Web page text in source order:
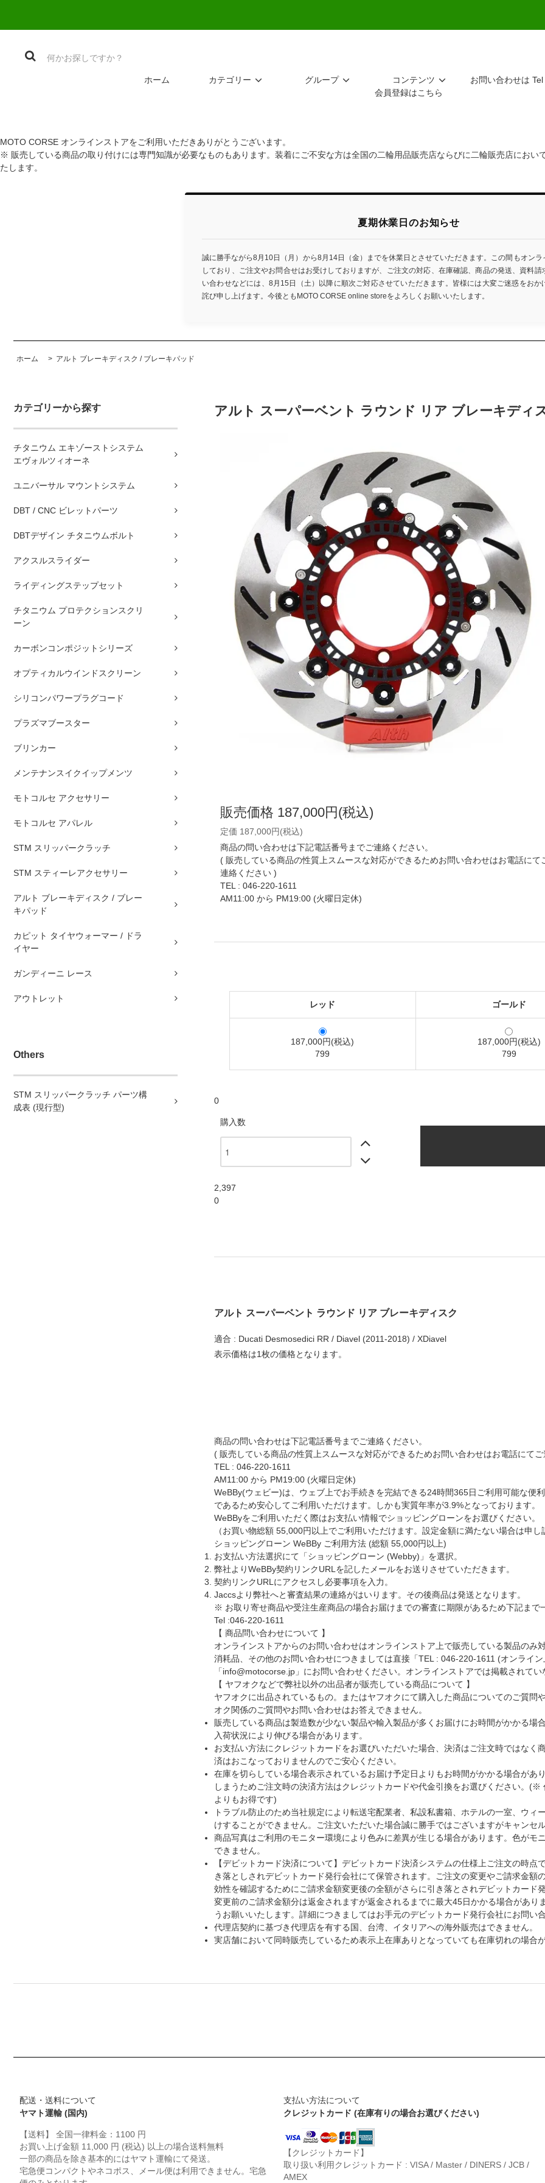
ホーム カテゴリー グループ コンテンツ
お問い合わせは
会員登録はこちら
MOTO CORSE オンラインストアをご利用いただきありがとうございます。
※ 販売している商品の取り付けには専門知識が必要なものもあります。装着にご不安な方は全国の二輪用品販売店ならびに二輪販売店にお
たします。
夏期休業日のお知らせ
誠に勝手ながら8月10日（月）から8月14日（金）までを休業日とさせていただきます。この間もオン
しており、ご注文やお問合せはお受けしておりますが、ご注文の対応、在庫確認、商品の発送、資料請
い合わせなどには、8月15日（土）以降に順次ご対応させていただきます。皆様には大変ご迷惑をおか
詫び申し上げます。今後ともMOTO CORSE online storeをよろしくお願いいたします。
ホーム > アルト ブレーキディスク / ブレーキパッド
カテゴリーから探す
チタニウム エキゾーストシステム
エヴォルツィオーネ
ユニバーサル マウントシステム
DBT / CNC ビレットパーツ
DBTデザイン チタニウムボルト
アクスルスライダー
ライディングステップセット
チタニウム プロテクションスクリ
ーン
カーボンコンポジットシリーズ
オプティカルウインドスクリーン
シリコンパワープラグコード
プラズマブースター
ブリンカー
メンテナンスイクイップメンツ
モトコルセ アクセサリー
モトコルセ アパレル
STM スリッパークラッチ
STM スティーレアクセサリー
アルト ブレーキディスク / ブレー
キパッド
カピット タイヤウォーマー / ドラ
イヤー
ガンディーニ レース
アウトレット
Others
STM スリッパークラッチ パーツ構
成表 (現行型)
アルト スーパーベント ラウンド リア ブレーキディ
販売価格 187,000円(税込)
定価 187,000円(税込)
商品の問い合わせは下記電話番号までご連絡ください。
( 販売している商品の性質上スムースな対応ができるためお問い合わせはお電話にて
連絡ください )
TEL : 046-220-1611
AM11:00 から PM19:00 (火曜日定休)
レッド ゴールド
187,000円(税込)
799
187,000円(税込)
799
0
購入数
2,397
0
アルト スーパーベント ラウンド リア ブレーキディスク
適合 : Ducati Desmosedici RR / Diavel (2011-2018) / XDiavel
表示価格は1枚の価格となります。
商品の問い合わせは下記電話番号までご連絡ください。
( 販売している商品の性質上スムースな対応ができるためお問い合わせはお電話にて
TEL : 046-220-1611
AM11:00 から PM19:00 (火曜日定休)
WeBBy(ウェビー)は、ウェブ上でお手続きを完結できる24時間365日ご利用可能な便
であるため安心してご利用いただけます。しかも実質年率が3.9%となっております。
WeBByをご利用いただく際はお支払い情報でショッピングローンをお選びください。
（お買い物総額 55,000円以上でご利用いただけます。設定金額に満たない場合は申
ショッピングローン WeBBy ご利用方法 (総額 55,000円以上)
お支払い方法選択にて「ショッピングローン (Webby)」を選択。
弊社よりWeBBy契約リンクURLを記したメールをお送りさせていただきます。
契約リンクURLにアクセスし必要事項を入力。
Jaccsより弊社へと審査結果の連絡がはいります。その後商品は発送となります。
※ お取り寄せ商品や受注生産商品の場合お届けまでの審査に期限があるため下記ま
Tel :046-220-1611
【 商品問い合わせについて 】
オンラインストアからのお問い合わせはオンラインストア上で販売している製品の
消耗品、その他のお問い合わせにつきましては直接「TEL : 046-220-1611 (オンライ
「info@motocorse.jp」にお問い合わせください。オンラインストアでは掲載されて
【 ヤフオクなどで弊社以外の出品者が販売している商品について 】
ヤフオクに出品されているもの。またはヤフオクにて購入した商品についてのご質
オク関係のご質問やお問い合わせはお答えできません。
販売している商品は製造数が少ない製品や輸入製品が多くお届けにお時間がかかる
入荷状況により伸びる場合があります。
お支払い方法にクレジットカードをお選びいただいた場合、決済はご注文時ではな
済はおこなっておりませんのでご安心ください。
在庫を切らしている場合表示されているお届け予定日よりもお時間がかかる場合が
しまうためご注文時の決済方法はクレジットカードや代金引換をお選びください。
よりもお得です)
トラブル防止のため当社規定により転送宅配業者、私設私書箱、ホテルの一室、ウ
けすることができません。ご注文いただいた場合誠に勝手ではございますがキャンセ
商品写真はご利用のモニター環境により色みに差異が生じる場合があります。色が
できません。
【デビットカード決済について】デビットカード決済システムの仕様上ご注文の時
き落としされデビットカード発行会社にて保管されます。ご注文の変更やご請求金
効性を確認するためにご請求金額変更後の全額がさらに引き落とされデビットカー
変更前のご請求金額分は返金されますが返金されるまでに最大45日かかる場合があ
うお願いいたします。詳細につきましてはお手元のデビットカード発行会社にお問い
代理店契約に基づき代理店を有する国、台湾、イタリアへの海外販売はできません。
実店舗において同時販売しているため表示上在庫ありとなっていても在庫切れの場合
配送・送料について
ヤマト運輸 (国内)
【送料】 全国一律料金：1100 円
お買い上げ金額 11,000 円 (税込) 以上の場合送料無料
一部の商品を除き基本的にはヤマト運輸にて発送。
宅急便コンパクトやネコポス、メール便は利用できません。宅急
支払い方法について
クレジットカード (在庫有りの場合お選びください)
【クレジットカード】
取り扱い利用クレジットカード : VISA / Master / DINERS / JCB /
AMEX